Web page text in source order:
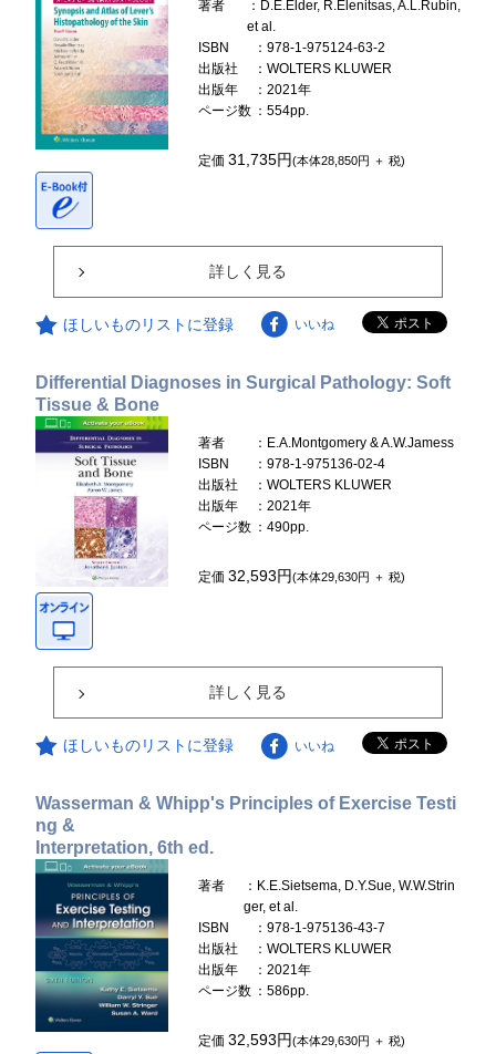
著者
：D.E.Elder, R.Elenitsas, A.L.Rubin,
et al.
ISBN
：978-1-975124-63-2
出版社
：WOLTERS KLUWER
出版年
：2021年
ページ数 ：554pp.
定価31,735円(本体28,850円 ＋ 税)
詳しく見る
ほしいものリストに登録 いいね
Differential Diagnoses in Surgical Pathology: Soft
Tissue & Bone
著者
：E.A.Montgomery & A.W.Jamess
ISBN
：978-1-975136-02-4
出版社
：WOLTERS KLUWER
出版年
：2021年
ページ数 ：490pp.
定価32,593円(本体29,630円 ＋ 税)
詳しく見る
ほしいものリストに登録 いいね
Wasserman & Whipp's Principles of Exercise Testi
ng &
Interpretation, 6th ed.
著者
：K.E.Sietsema, D.Y.Sue, W.W.Strin
ger, et al.
ISBN
：978-1-975136-43-7
出版社
：WOLTERS KLUWER
出版年
：2021年
ページ数 ：586pp.
定価32,593円(本体29,630円 ＋ 税)